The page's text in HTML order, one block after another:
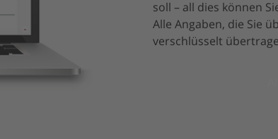
soll – all dies können
Alle Angaben, die Sie
verschlüsselt